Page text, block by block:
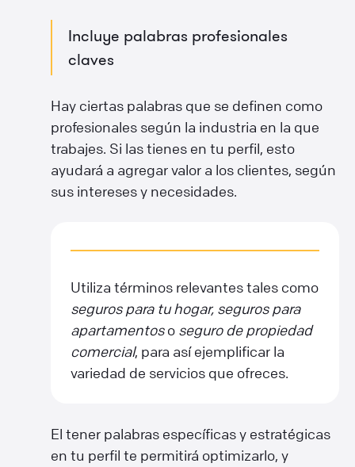
Incluye palabras profesionales
claves
Hay ciertas palabras que se definen como
profesionales según la industria en la que
trabajes. Si las tienes en tu perfil, esto
ayudará a agregar valor a los clientes, según
sus intereses y necesidades.
Utiliza términos relevantes tales como
seguros para tu hogar, seguros para
apartamentoso seguro de propiedad
comercial, para así ejemplificar la
variedad de servicios que ofreces.
El tener palabras específicas y estratégicas
en tu perfil te permitirá optimizarlo, y